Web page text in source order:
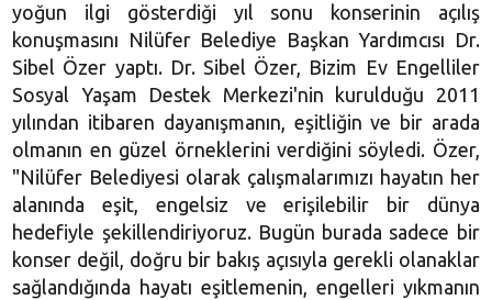
yoğun ilgi gösterdiği yıl sonu konserinin açılış
konuşmasını Nilüfer Belediye Başkan Yardımcısı Dr.
Sibel Özer yaptı. Dr. Sibel Özer, Bizim Ev Engelliler
Sosyal Yaşam Destek Merkezi'nin kurulduğu 2011
yılından itibaren dayanışmanın, eşitliğin ve bir arada
olmanın en güzel örneklerini verdiğini söyledi. Özer,
"Nilüfer Belediyesi olarak çalışmalarımızı hayatın her
alanında eşit, engelsiz ve erişilebilir bir dünya
hedefiyle şekillendiriyoruz. Bugün burada sadece bir
konser değil, doğru bir bakış açısıyla gerekli olanaklar
sağlandığında hayatı eşitlemenin, engelleri yıkmanın